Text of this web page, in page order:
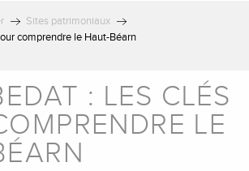
Sites patrimoniaux
comprendre le Haut-Béarn
: LES CLÉS
LE